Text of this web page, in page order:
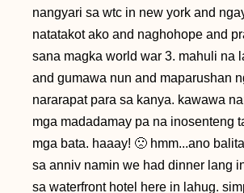
nangyari sa wtc in new york and
natatakot ako and naghohope and
sana magka world war 3. mahuli na
and gumawa nun and maparushan
nararapat para sa kanya. kawawa
mga madadamay pa na inosenteng
mga bata. haaay! 🙁 hmm...ano
sa anniv namin we had dinner lang
sa waterfront hotel here in lahug.